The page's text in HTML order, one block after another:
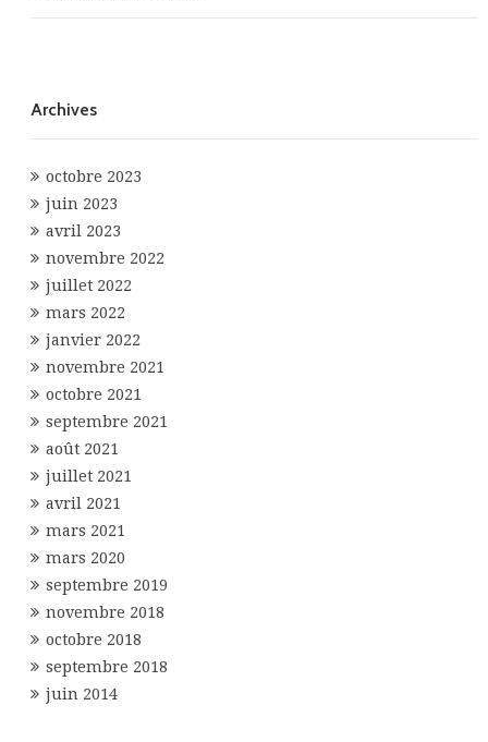
Archives
octobre 2023
juin 2023
avril 2023
novembre 2022
juillet 2022
mars 2022
janvier 2022
novembre 2021
octobre 2021
septembre 2021
août 2021
juillet 2021
avril 2021
mars 2021
mars 2020
septembre 2019
novembre 2018
octobre 2018
septembre 2018
juin 2014